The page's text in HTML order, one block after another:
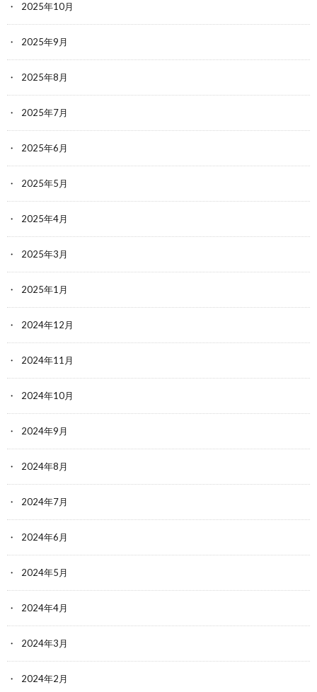
2025年10月
2025年9月
2025年8月
2025年7月
2025年6月
2025年5月
2025年4月
2025年3月
2025年1月
2024年12月
2024年11月
2024年10月
2024年9月
2024年8月
2024年7月
2024年6月
2024年5月
2024年4月
2024年3月
2024年2月